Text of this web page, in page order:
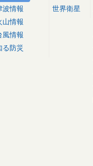
波情報
山情報
風情報
る防災
世界衛星